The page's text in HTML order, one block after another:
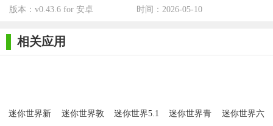
版本：v0.43.6 for 安卓 时间：2026-05-10
相关应用
迷你世界新
迷你世界敦
迷你世界5.1
迷你世界青
迷你世界六